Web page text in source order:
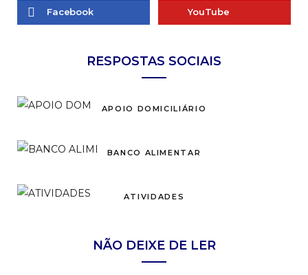
Facebook YouTube
RESPOSTAS SOCIAIS
APOIO DOMICILIÁRIO
BANCO ALIMENTAR
ATIVIDADES
NÃO DEIXE DE LER